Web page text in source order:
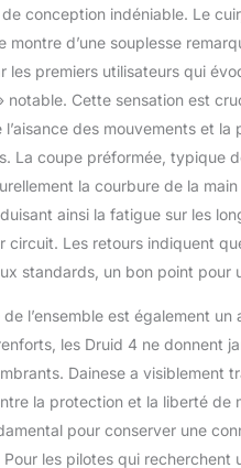
conception indéniable. Le
montre d’une souplesse
les premiers utilisateurs qui
notable. Cette sensation est
des mouvements et la
La coupe préformée, typique
la courbure de la
ainsi la fatigue sur les
circuit. Les retours indiquent
standards, un bon point pour
l’ensemble est également un
les Druid 4 ne donnent
Dainese a visiblement
la protection et la liberté de
pour conserver une
Pour les pilotes qui recherchent